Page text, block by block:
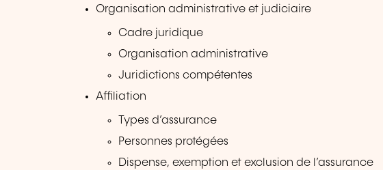
Organisation administrative et judiciaire
Cadre juridique
Organisation administrative
Juridictions compétentes
Affiliation
Types d’assurance
Personnes protégées
Dispense, exemption et exclusion de l’assurance